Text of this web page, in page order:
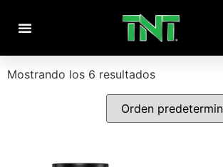
recuperacion
Mostrando los 6 resultados